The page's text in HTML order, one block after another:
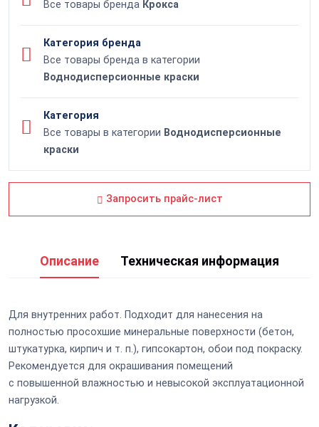
Все товары бренда Крокса
Категория бренда
Все товары бренда в категории
Воднодисперсионные краски
Категория
Все товары в категории Воднодисперсионные
краски
Запросить прайс-лист
Описание Техническая информация
Для внутренних работ. Подходит для нанесения на
полностью просохшие минеральные поверхности (бетон,
штукатурка, кирпич и т. п.), гипсокартон, обои под покраску.
Рекомендуется для окрашивания помещений
с повышенной влажностью и невысокой эксплуатационной
нагрузкой.